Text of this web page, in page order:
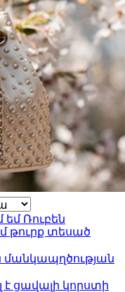
Ռուբեն
թուրք տեսած
մանկապղծության
է ցավալի կորստի